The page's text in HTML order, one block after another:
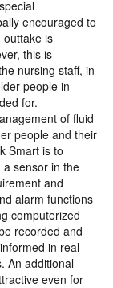
encouraged to
outtake is
this is
nursing staff, in
people in
for.
of fluid
people and their
Smart is to
sensor in the
and
alarm functions
computerized
recorded and
in real-
An additional
even for